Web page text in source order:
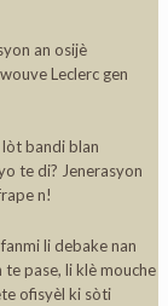
an osijè
Leclerc gen
lòt bandi blan
te di? Jenerasyon
n!
li debake nan
pase, li klè mouche
ofisyèl ki sòti